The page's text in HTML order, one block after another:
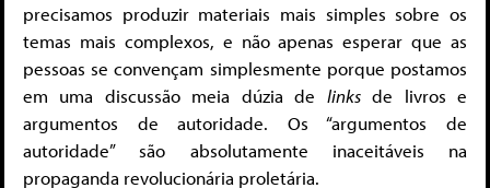
precisamos produzir materiais mais simples sobre os
temas mais complexos, e não apenas esperar que as
pessoas se convençam simplesmente porque postamos
em uma discussão meia dúzia de linksde livros e
argumentos de autoridade. Os “argumentos de
autoridade” são absolutamente inaceitáveis na
propaganda revolucionária proletária.